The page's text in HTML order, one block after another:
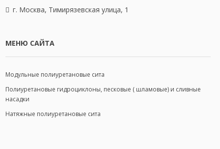
г. Москва, Тимирязевская улица, 1
МЕНЮ САЙТА
Модульные полиуретановые сита
Полиуретановые гидроциклоны, песковые ( шламовые) и сливные
насадки
Натяжные полиуретановые сита